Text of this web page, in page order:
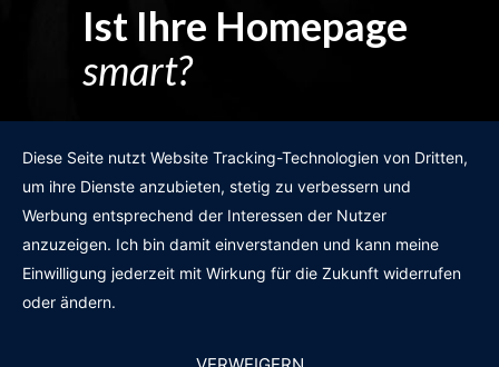
Ist Ihre Homepage
smart?
GRATIS WEBSITE-CHECK
Diese Seite nutzt Website Tracking-Technologien von Dritten,
um ihre Dienste anzubieten, stetig zu verbessern und
Werbung entsprechend der Interessen der Nutzer
anzuzeigen. Ich bin damit einverstanden und kann meine
Einwilligung jederzeit mit Wirkung für die Zukunft widerrufen
oder ändern.